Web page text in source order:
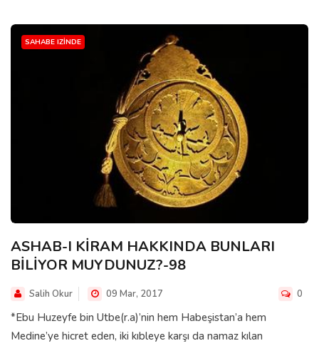
SAHABE IZINDE
ASHAB-I KİRAM HAKKINDA BUNLARI
BİLİYOR MUYDUNUZ?-98
Salih Okur 09 Mar, 2017 0
*Ebu Huzeyfe bin Utbe(r.a)’nin hem Habeşistan’a hem
Medine’ye hicret eden, iki kıbleye karşı da namaz kılan